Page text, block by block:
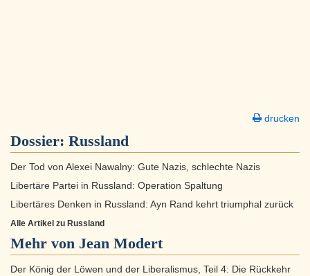
drucken
Dossier: Russland
Der Tod von Alexei Nawalny: Gute Nazis, schlechte Nazis
Libertäre Partei in Russland: Operation Spaltung
Libertäres Denken in Russland: Ayn Rand kehrt triumphal zurück
Alle Artikel zu Russland
Mehr von Jean Modert
Der König der Löwen und der Liberalismus, Teil 4: Die Rückkehr